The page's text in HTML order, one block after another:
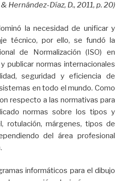
Hernández-Díaz, D., 2011, p. 20)
la necesidad de unificar y
técnico, por ello, se fundó la
de Normalización (ISO) en
publicar normas internacionales
seguridad y eficiencia de
en todo el mundo. Como
respecto a las normativas para
normas sobre los tipos y
rotulación, márgenes, tipos de
del área profesional
informáticos para el dibujo